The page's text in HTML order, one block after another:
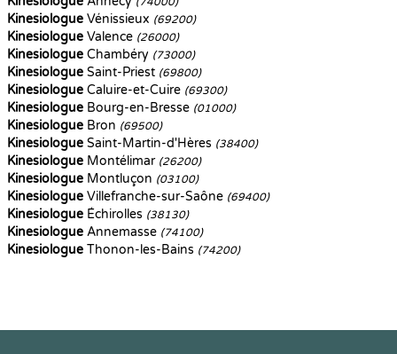
Kinesiologue Vénissieux (69200)
Kinesiologue Valence (26000)
Kinesiologue Chambéry (73000)
Kinesiologue Saint-Priest (69800)
Kinesiologue Caluire-et-Cuire (69300)
Kinesiologue Bourg-en-Bresse (01000)
Kinesiologue Bron (69500)
Kinesiologue Saint-Martin-d'Hères (38400)
Kinesiologue Montélimar (26200)
Kinesiologue Montluçon (03100)
Kinesiologue Villefranche-sur-Saône (69400)
Kinesiologue Échirolles (38130)
Kinesiologue Annemasse (74100)
Kinesiologue Thonon-les-Bains (74200)